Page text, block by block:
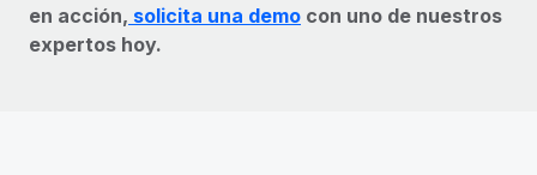
en acción, solicita una demo con uno de nuestros
expertos hoy.